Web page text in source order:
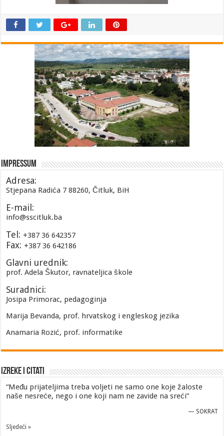
Impressum
Adresa:
Stjepana Radića 7 88260, Čitluk, BiH
E-mail:
info@sscitluk.ba
Tel: +387 36 642357
Fax: +387 36 642186
Glavni urednik:
prof. Adela Škutor, ravnateljica škole
Suradnici:
Josipa Primorac, pedagoginja
Marija Bevanda, prof. hrvatskog i engleskog jezika
Anamaria Rozić, prof. informatike
Izreke i Citati
“Među prijateljima treba voljeti ne samo one koje žaloste
naše nesreće, nego i one koji nam ne zavide na sreći”
— SOKRAT
Sljedeći »